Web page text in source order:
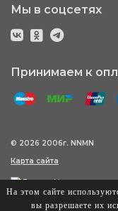
Мы в соцсетях
Принимаем к
© 2026 2006г. NNMN
Карта сайта
На этом сайте
вы разрешаете их